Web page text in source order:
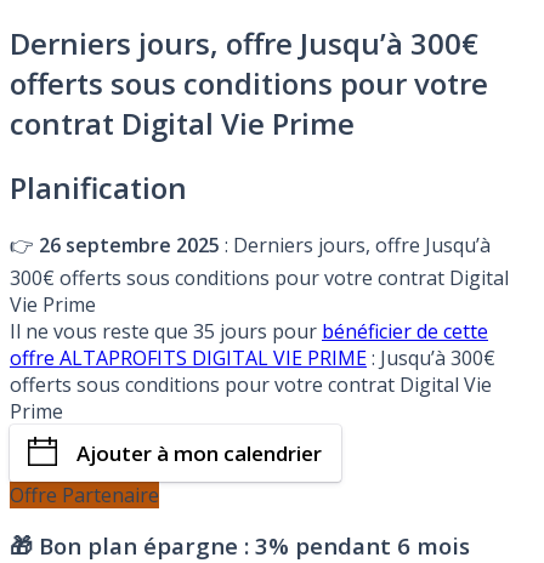
Derniers jours, offre Jusqu’à 300€
offerts sous conditions pour votre
contrat Digital Vie Prime
Planification
👉 26 septembre 2025 : Derniers jours, offre Jusqu’à
300€ offerts sous conditions pour votre contrat Digital
Vie Prime
Il ne vous reste que 35 jours pour bénéficier de cette
offre ALTAPROFITS DIGITAL VIE PRIME: Jusqu’à 300€
offerts sous conditions pour votre contrat Digital Vie
Prime
Ajouter à mon calendrier
Offre Partenaire
🎁 Bon plan épargne : 3% pendant 6 mois